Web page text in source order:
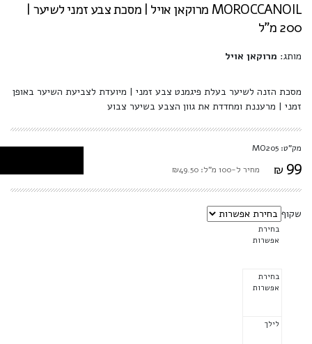
MOROCCANOIL מרוקאן אויל | מסכת צבע זמני לשיער |
200 מ"ל
מותג: מרוקאן אויל
מסכת הזנה לשיער בעלת פיגמנט צבע זמני | מיועדת לצביעת השיער באופן
זמני | מרעננת ומחדדת את גוון הצבע בשיער צבוע
מק"ט: MO205
₪ 99 מחיר ל-100 מ"ל: ₪49.50
שקוף
בחירת
אפשרות
בחירת
אפשרות
לילך